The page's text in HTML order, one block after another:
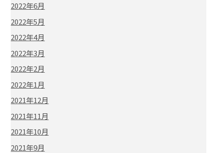
2022年6月
2022年5月
2022年4月
2022年3月
2022年2月
2022年1月
2021年12月
2021年11月
2021年10月
2021年9月